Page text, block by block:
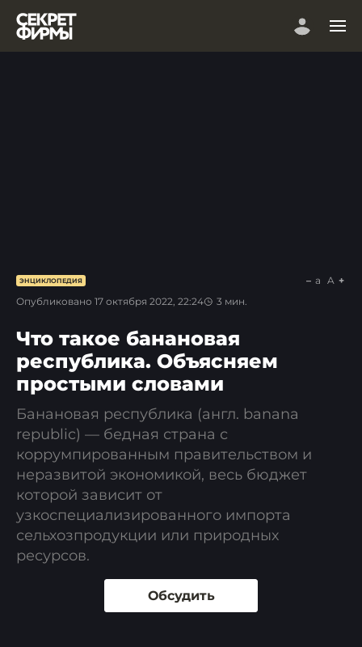
ЭНЦИКЛОПЕДИЯ
Опубликовано 17 октября 2022, 22:24 3 мин.
a A
Что такое банановая
республика. Объясняем
простыми словами
Банановая республика (англ. banana
republic) — бедная страна с
коррумпированным правительством и
неразвитой экономикой, весь бюджет
которой зависит от
узкоспециализированного импорта
сельхозпродукции или природных
ресурсов.
Обсудить